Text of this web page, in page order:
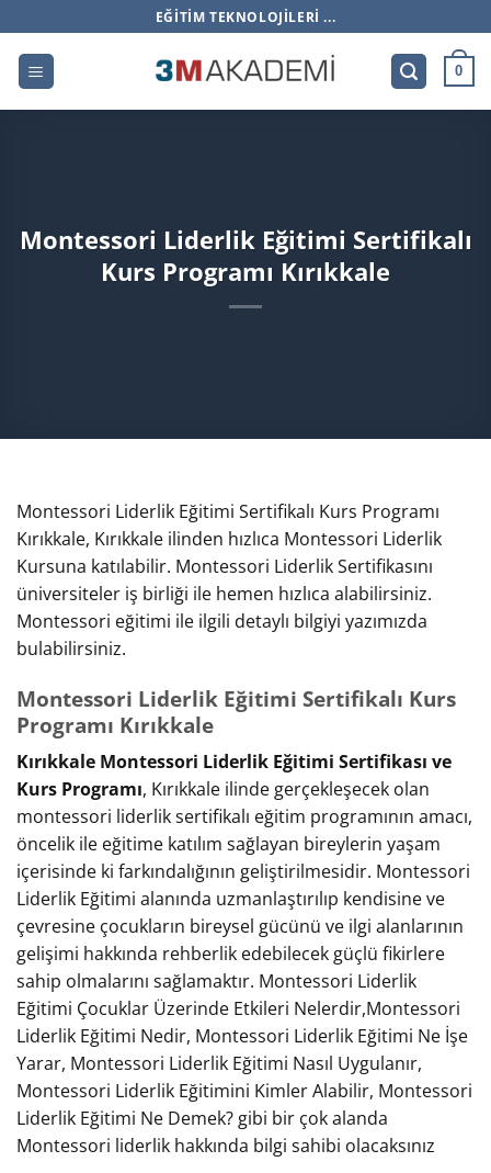
atla
EĞITIM TEKNOLOJILERI ...
0
Montessori Liderlik Eğitimi Sertifikalı
Kurs Programı Kırıkkale
Montessori Liderlik Eğitimi Sertifikalı Kurs Programı
Kırıkkale, Kırıkkale ilinden hızlıca Montessori Liderlik
Kursuna katılabilir. Montessori Liderlik Sertifikasını
üniversiteler iş birliği ile hemen hızlıca alabilirsiniz.
Montessori eğitimi ile ilgili detaylı bilgiyi yazımızda
bulabilirsiniz.
Montessori Liderlik Eğitimi Sertifikalı Kurs
Programı Kırıkkale
Kırıkkale Montessori Liderlik Eğitimi Sertifikası ve
Kurs Programı, Kırıkkale ilinde gerçekleşecek olan
montessori liderlik sertifikalı eğitim programının amacı,
öncelik ile eğitime katılım sağlayan bireylerin yaşam
içerisinde ki farkındalığının geliştirilmesidir. Montessori
Liderlik Eğitimi alanında uzmanlaştırılıp kendisine ve
çevresine çocukların bireysel gücünü ve ilgi alanlarının
gelişimi hakkında rehberlik edebilecek güçlü fikirlere
sahip olmalarını sağlamaktır. Montessori Liderlik
Eğitimi Çocuklar Üzerinde Etkileri Nelerdir,Montessori
Liderlik Eğitimi Nedir, Montessori Liderlik Eğitimi Ne İşe
Yarar, Montessori Liderlik Eğitimi Nasıl Uygulanır,
Montessori Liderlik Eğitimini Kimler Alabilir, Montessori
Liderlik Eğitimi Ne Demek? gibi bir çok alanda
Montessori liderlik hakkında bilgi sahibi olacaksınız